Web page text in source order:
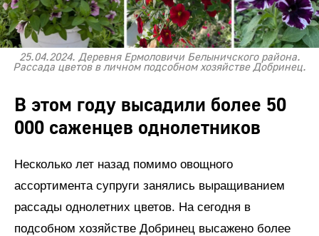
25.04.2024. Деревня Ермоловичи Белыничского района.
Рассада цветов в личном подсобном хозяйстве Добринец.
В этом году высадили более 50
000 саженцев однолетников
Несколько лет назад помимо овощного
ассортимента супруги занялись выращиванием
рассады однолетних цветов. На сегодня в
подсобном хозяйстве Добринец высажено более